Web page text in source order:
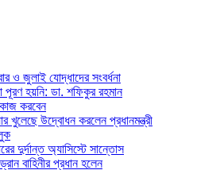
ও জুলাই যোদ্ধাদের সংবর্ধনা
পূরণ হয়নি: ডা. শফিকুর রহমান
করবেন
খুলেছে উদ্বোধন করলেন প্রধানমন্ত্রী
দুর্দান্ত অ্যাসিস্টে সান্তোস
বাহিনীর প্রধান হলেন